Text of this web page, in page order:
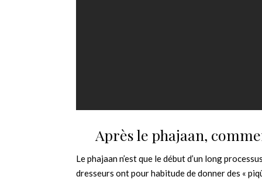
Après le phajaan,
Le phajaan n’est que le début d’un long
dresseurs ont pour habitude de donner des «